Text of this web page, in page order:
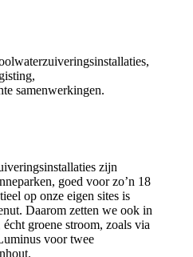
samenwerkingen.
zijn
goed voor zo’n 18
op onze eigen sites is
Daarom zetten we ook in
groene stroom, zoals via
voor twee